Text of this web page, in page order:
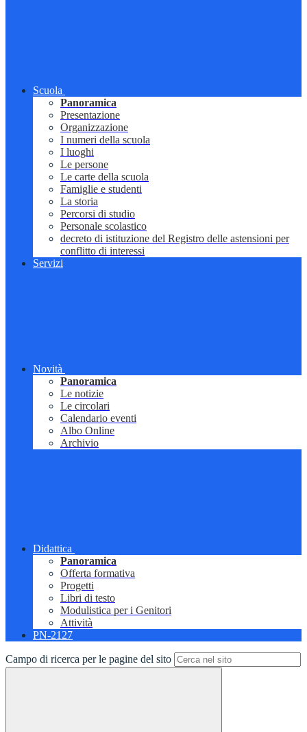
Scuola
Panoramica
Presentazione
Organizzazione
I numeri della scuola
I luoghi
Le persone
Le carte della scuola
Famiglie e studenti
La storia
Percorsi di studio
Personale scolastico
decreto di istituzione del Registro delle astensioni per
conflitto di interessi
Servizi
Novità
Panoramica
Le notizie
Le circolari
Calendario eventi
Albo Online
Archivio
Didattica
Panoramica
Offerta formativa
Progetti
Libri di testo
Modulistica per i Genitori
Attività
PN-2127
Campo di ricerca per le pagine del sito